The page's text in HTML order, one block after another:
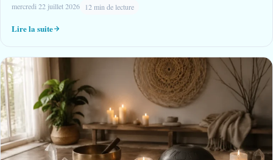
mercredi 22 juillet 2026 12 min de lecture
Lire la suite